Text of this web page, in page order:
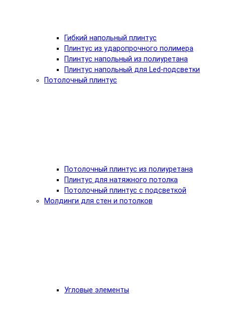
Гибкий напольный плинтус
Плинтус из ударопрочного полимера
Плинтус напольный из полиуретана
Плинтус напольный для Led-подсветки
Потолочный плинтус
Потолочный плинтус из полиуретана
Плинтус для натяжного потолка
Потолочный плинтус с подсветкой
Молдинги для стен и потолков
Угловые элементы